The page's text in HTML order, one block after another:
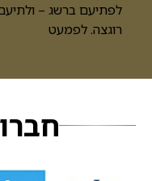
לפתיעם ברשג – ולתיעם
רוגצה. לפמעט